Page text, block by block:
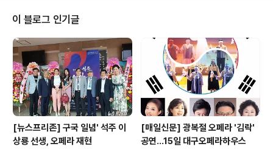
이 블로그 인기글
[뉴스프리존] 구국 일념' 석주 이
상룡 선생, 오페라 재현
[매일신문] 광복절 오페라 '김락'
공연…15일 대구오페라하우스